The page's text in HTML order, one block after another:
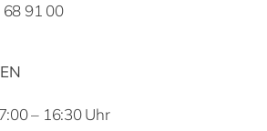
91 00
– 16:30 Uhr